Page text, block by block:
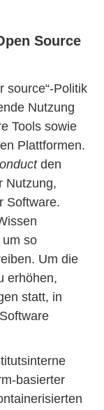
Source
source“-Politik
Nutzung
Tools sowie
Plattformen.
den
Nutzung,
Software.
so
Um die
erhöhen,
statt, in
basierter